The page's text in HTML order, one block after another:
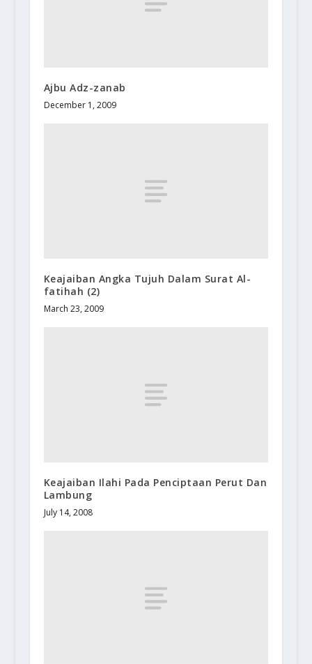
Ajbu Adz-zanab
December 1, 2009
Keajaiban Angka Tujuh Dalam Surat Al-
fatihah (2)
March 23, 2009
Keajaiban Ilahi Pada Penciptaan Perut Dan
Lambung
July 14, 2008